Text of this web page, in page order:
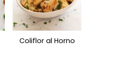
Coliflor al Horno